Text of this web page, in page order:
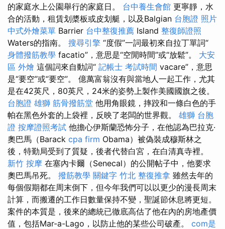
的家庭水上公園舉行的家庭日。 台中養生會館 更寧靜，水
合的活動，租賃划槳板或皮划艇，以及Balgian 台胞證 照片
中式外燴菜單 Barrier 台中整復推薦 Island 整復師證照
Waters的指南。 搜尋引擎 “度假”一詞最初來自拉丁單詞“
身體撥筋教學 facatio”，意思是“空閒時間”或“放鬆”。 大安
區 外燴 這個詞來自動詞“ 記帳士 考試時間 vacare”，意思
是“要空”或“要空”。 億萬富翁沒有與當地人一起工作，尤其
是在42英尺，80英尺，24米的姿勢上製作美國國旗之後。
台胞證 雄獅 筋骨撥筋堂 他用角眼鏡，摔跤和一條白色的手
帕在黑色外套的上袋裡，反映了老闆的世界觀。 雄獅 台胞
證 按摩證照考試 他擔心伊斯蘭恐怖分子，在他認為巴拉克·
奧巴馬（Barack cpa firm Obama）被偽裝成穆斯林之
後，特勤局受到了質疑，後者代替白宮，在白清真寺裡。
新竹 按摩 在塞內卡爾（Senecal）的公開帖子中，他要求
奧巴馬吊死。 撥筋教學 關鍵字 竹北 整復推拿 雖然去年的
每個假期都在周末倒下，但今年我們可以以更少的漫長周末
計算，而搬遷的工作日數量保持不變，聖誕節休息將更短。
案件的本質是，後來的總統已徹底高估了他在內的房地產價
值，包括Mar-a-Lago，以防止他的某些公司破產。 com是